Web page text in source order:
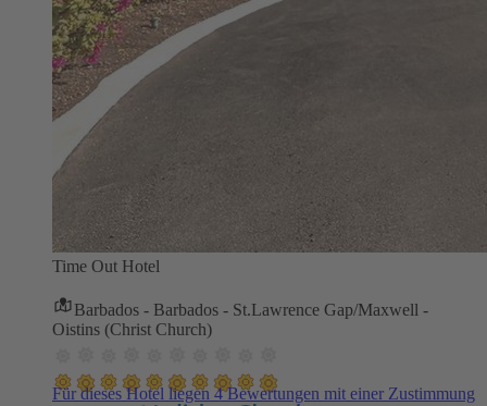
Time Out Hotel
Barbados - Barbados - St.Lawrence Gap/Maxwell -
Oistins (Christ Church)
Für dieses Hotel liegen 4 Bewertungen mit einer Zustimmung